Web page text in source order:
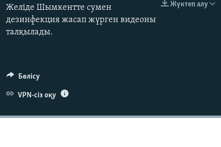
Auto
Жүктеп алу
Желіде Шымкентте сумен
дезинфекция жасап жүрген видеоны
талқылады.
Бөлісу
VPN-сіз оқу